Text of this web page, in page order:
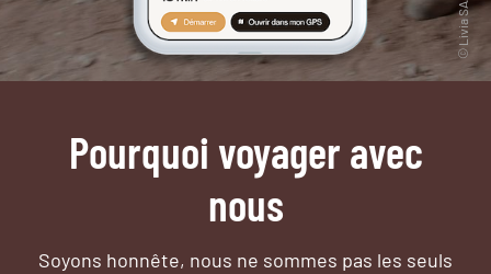
Pourquoi voyager avec
nous
Soyons honnête, nous ne sommes pas les seuls